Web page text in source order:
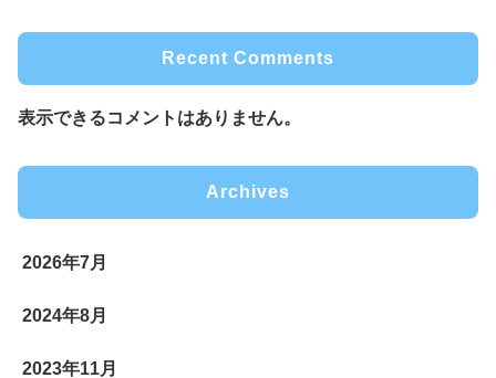
Recent Comments
表示できるコメントはありません。
Archives
2026年7月
2024年8月
2023年11月